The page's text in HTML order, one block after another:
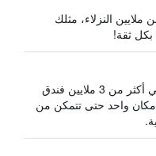
ملايين النزلاء، مثلك
بكل ثقة!
يبحث HotelsCombined في أكثر من 3 ملايين فندق
واحد حتى تتمكن من